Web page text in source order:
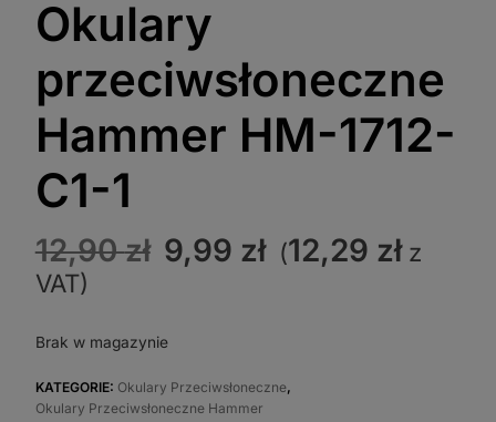
Okulary
przeciwsłoneczne
Hammer HM-1712-
C1-1
12,90zł Pierwotna
12,90 zł.
9,99 zł Aktualna
(12,29 złz
VAT)
Brak w magazynie
KATEGORIE: Okulary Przeciwsłoneczne,
Okulary Przeciwsłoneczne Hammer